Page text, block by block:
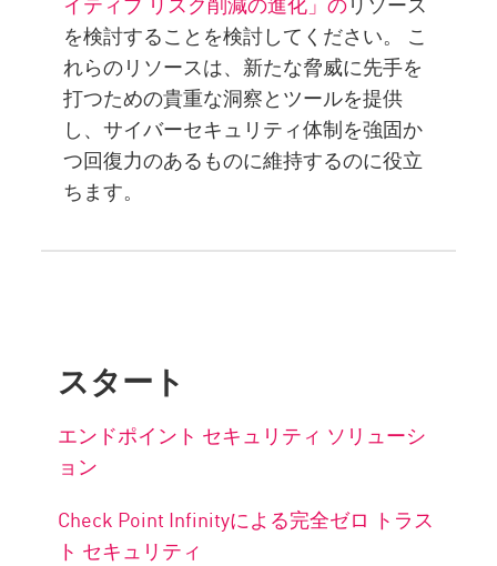
を検討することを検討してください。 こ
れらのリソースは、新たな脅威に先手を
打つための貴重な洞察とツールを提供
し、サイバーセキュリティ体制を強固か
つ回復力のあるものに維持するのに役立
ちます。
スタート
エンドポイント セキュリティ ソリューシ
ョン
Check Point Infinityによる完全ゼロ トラス
ト セキュリティ